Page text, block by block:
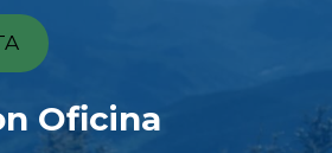
Oficina